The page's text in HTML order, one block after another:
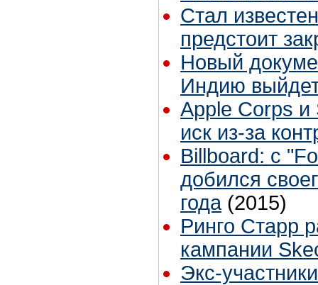
Стал
предстоит
Новый
Индию
Apple Corps
иск из-за
Billboard: с
добился
года (2015)
Ринго Старр
кампании
Экс-